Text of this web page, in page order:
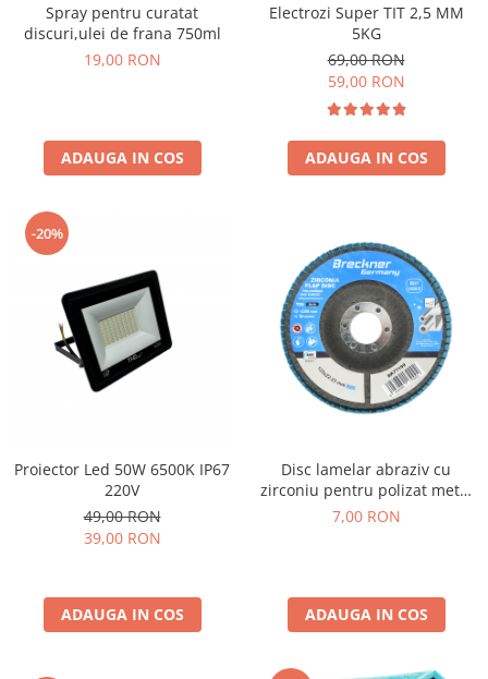
Spray pentru curatat
discuri,ulei de frana 750ml
19,00 RON
ADAUGA IN COS
Electrozi Super TIT 2,5 MM
5KG
69,00 RON
59,00 RON
ADAUGA IN COS
-20%
Proiector Led 50W 6500K IP67
220V
49,00 RON
39,00 RON
ADAUGA IN COS
Disc lamelar abraziv cu
zirconiu pentru polizat metal
inox P60, 125mm
7,00 RON
ADAUGA IN COS